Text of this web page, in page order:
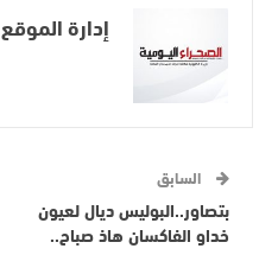
إدارة الموقع
السابق
بتصاور..البوليس ديال لعيون
خداو الفاكسان هاذ صباح..